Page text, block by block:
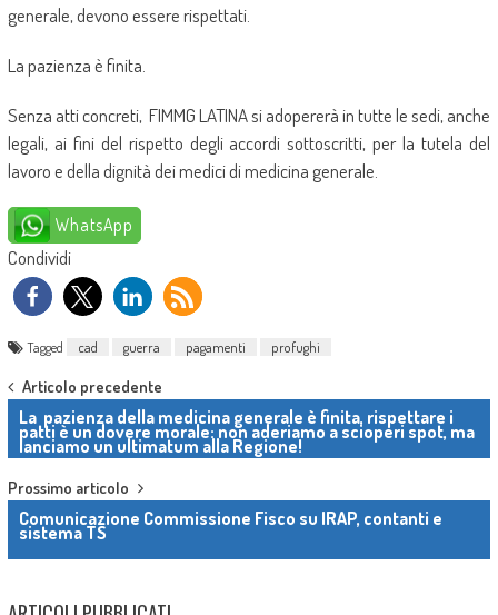
generale, devono essere rispettati.
La pazienza è finita.
Senza atti concreti, FIMMG LATINA si adopererà in tutte le sedi, anche
legali, ai fini del rispetto degli accordi sottoscritti, per la tutela del
lavoro e della dignità dei medici di medicina generale.
WhatsApp
Condividi
Tagged cad guerra pagamenti profughi
Post navigation
Articolo precedente
La pazienza della medicina generale è finita, rispettare i
patti è un dovere morale: non aderiamo a scioperi spot, ma
lanciamo un ultimatum alla Regione!
Prossimo articolo
Comunicazione Commissione Fisco su IRAP, contanti e
sistema TS